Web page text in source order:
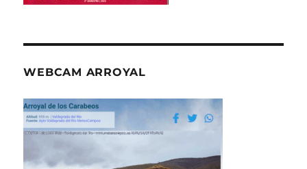
WEBCAM ARROYAL